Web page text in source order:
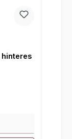
hinteres